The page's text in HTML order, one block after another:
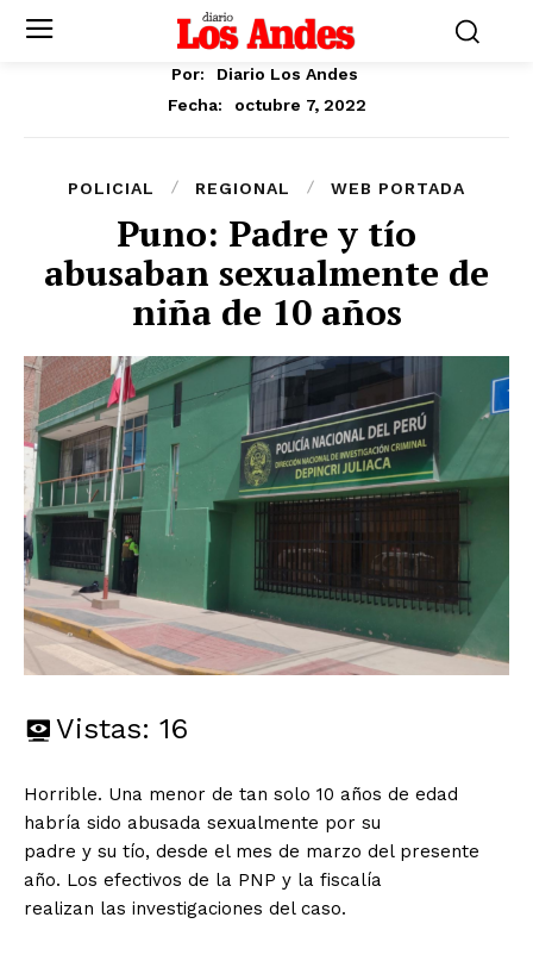
Por:
Diario Los Andes
Fecha:
octubre 7, 2022
POLICIAL REGIONAL WEB PORTADA
Puno: Padre y tío
abusaban sexualmente de
niña de 10 años
Vistas: 16
Horrible. Una menor de tan solo 10 años de edad
habría sido abusada sexualmente por su
padre y su tío, desde el mes de marzo del presente
año. Los efectivos de la PNP y la fiscalía
realizan las investigaciones del caso.